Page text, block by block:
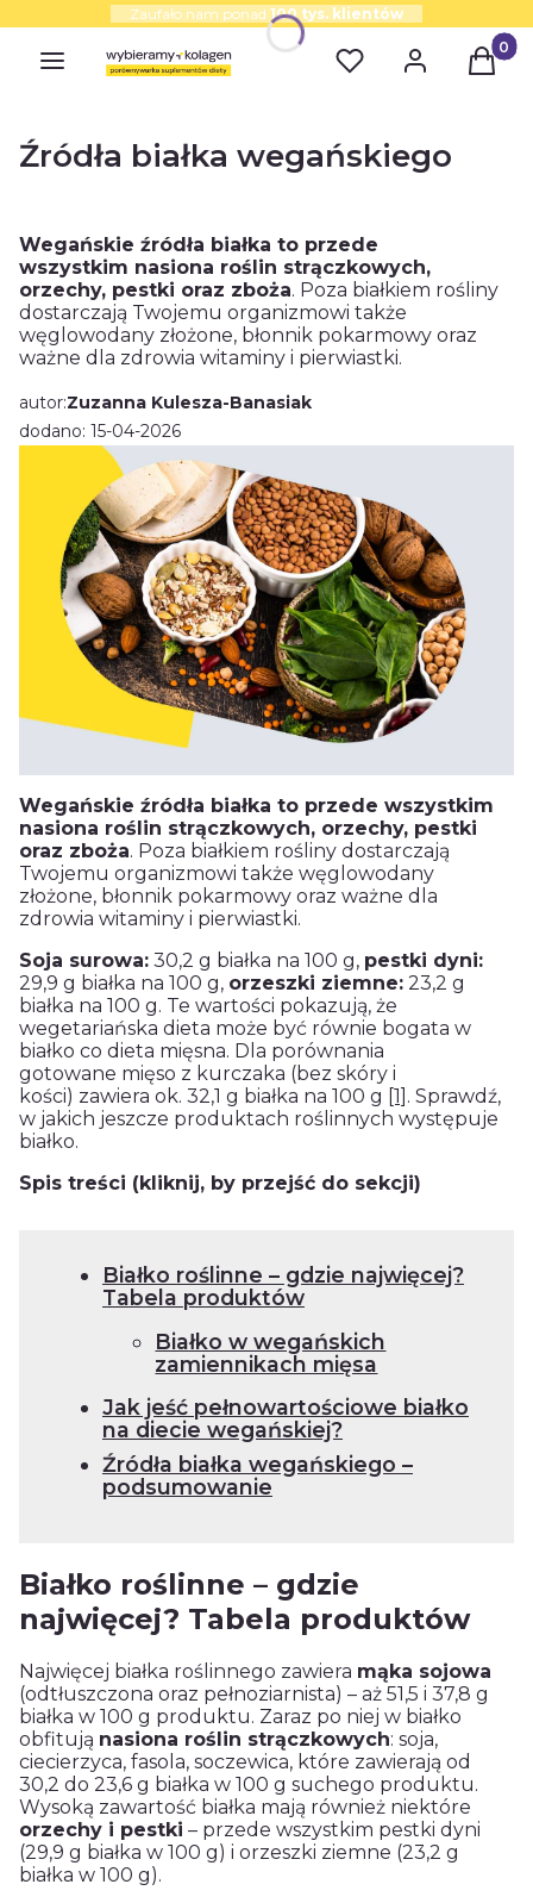
Zaufało nam ponad 100 tys. klientów
Źródła białka wegańskiego
Wegańskie źródła białka to przede
wszystkim nasiona roślin strączkowych,
orzechy, pestki oraz zboża. Poza białkiem rośliny
dostarczają Twojemu organizmowi także
węglowodany złożone, błonnik pokarmowy oraz
ważne dla zdrowia witaminy i pierwiastki.
autor:Zuzanna Kulesza-Banasiak
dodano: 15-04-2026
Wegańskie źródła białka to przede wszystkim
nasiona roślin strączkowych, orzechy, pestki
oraz zboża. Poza białkiem rośliny dostarczają
Twojemu organizmowi także węglowodany
złożone, błonnik pokarmowy oraz ważne dla
zdrowia witaminy i pierwiastki.
Soja surowa: 30,2 g białka na 100 g, pestki dyni:
29,9 g białka na 100 g, orzeszki ziemne: 23,2 g
białka na 100 g. Te wartości pokazują, że
wegetariańska dieta może być równie bogata w
białko co dieta mięsna. Dla porównania
gotowane mięso z kurczaka (bez skóry i
kości) zawiera ok. 32,1 g białka na 100 g [1] . Sprawdź,
w jakich jeszcze produktach roślinnych występuje
białko.
Spis treści (kliknij, by przejść do sekcji)
Białko roślinne – gdzie najwięcej?
Tabela produktów
Białko w wegańskich
zamiennikach mięsa
Jak jeść pełnowartościowe białko
na diecie wegańskiej?
Źródła białka wegańskiego –
podsumowanie
Białko roślinne – gdzie
najwięcej? Tabela produktów
Najwięcej białka roślinnego zawiera mąka sojowa
(odtłuszczona oraz pełnoziarnista) – aż 51,5 i 37,8 g
białka w 100 g produktu. Zaraz po niej w białko
obfitują nasiona roślin strączkowych: soja,
ciecierzyca, fasola, soczewica, które zawierają od
30,2 do 23,6 g białka w 100 g suchego produktu.
Wysoką zawartość białka mają również niektóre
orzechy i pestki – przede wszystkim pestki dyni
(29,9 g białka w 100 g) i orzeszki ziemne (23,2 g
białka w 100 g).